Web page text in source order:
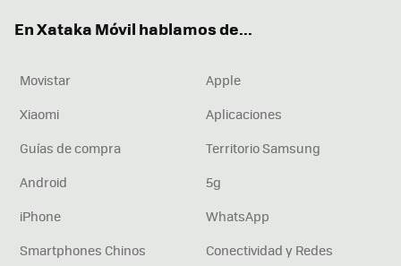
En Xataka Móvil hablamos de...
Movistar
Apple
Xiaomi
Aplicaciones
Guías de compra
Territorio Samsung
Android
5g
iPhone
WhatsApp
Smartphones Chinos
Conectividad y Redes